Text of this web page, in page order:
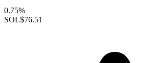
0.75%
SOL$76.51